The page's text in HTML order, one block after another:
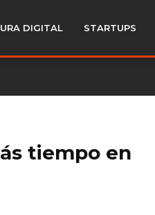
DIGITAL STARTUPS
tiempo en